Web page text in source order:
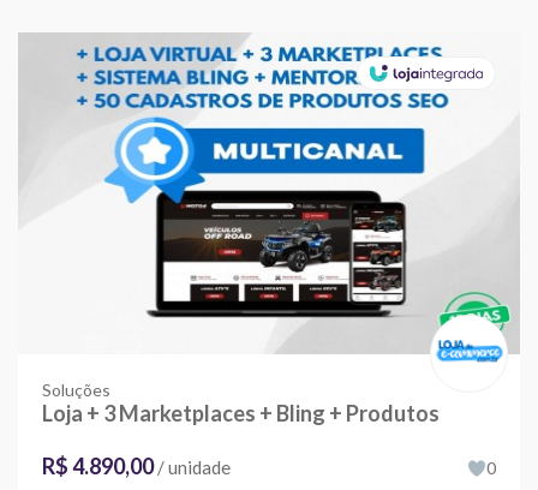
Soluções
Loja + 3 Marketplaces + Bling + Produtos
R$ 4.890,00/ unidade 0